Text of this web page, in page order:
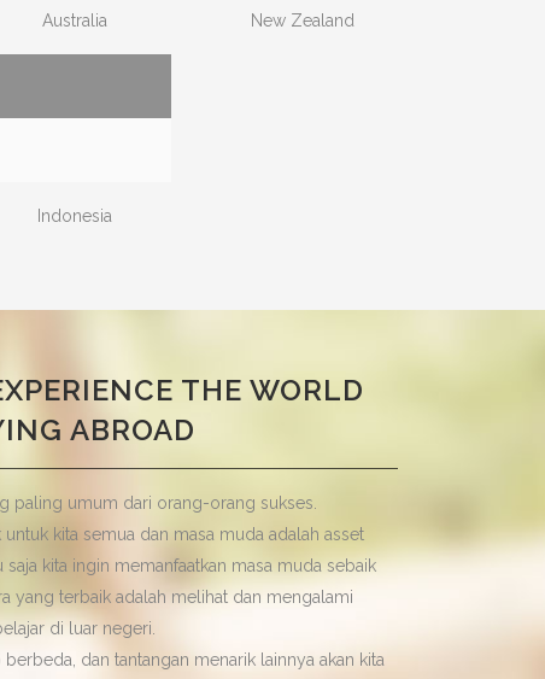
Australia New Zealand
Indonesia
THE WORLD
ABROAD
paling umum dari orang-orang sukses.
kita semua dan masa muda adalah asset
kita ingin memanfaatkan masa muda sebaik
yang terbaik adalah melihat dan mengalami
di luar negeri.
dan tantangan menarik lainnya akan kita